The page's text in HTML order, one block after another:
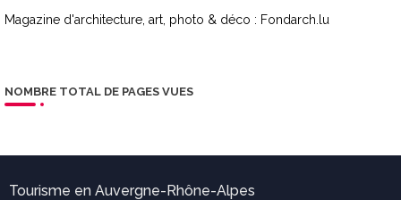
Magazine d'architecture, art, photo & déco : Fondarch.lu
NOMBRE TOTAL DE PAGES VUES
Tourisme en Auvergne-Rhône-Alpes